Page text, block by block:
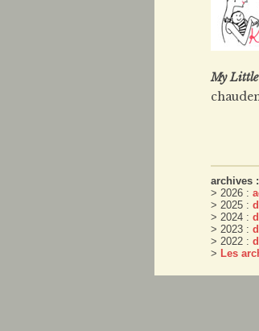
My
archives :
> 2026 :
> 2025 :
> 2024 :
> 2023 :
> 2022 :
> Les